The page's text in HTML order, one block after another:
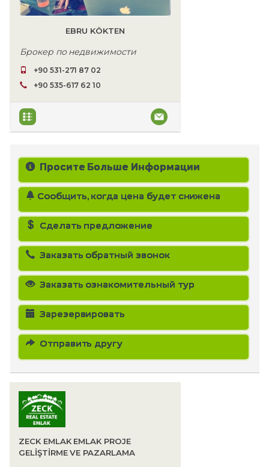
EBRU KÖKTEN
Брокер по недвижимости
+90 531-271 87 02
+90 535-617 62 10
Просите Больше Информации
Сообщить, когда цена будет снижена
Сделать предложение
Заказать обратный звонок
Заказать ознакомительный тур
Зарезервировать
Отправить другу
ZECK EMLAK EMLAK PROJE
GELİŞTİRME VE PAZARLAMA